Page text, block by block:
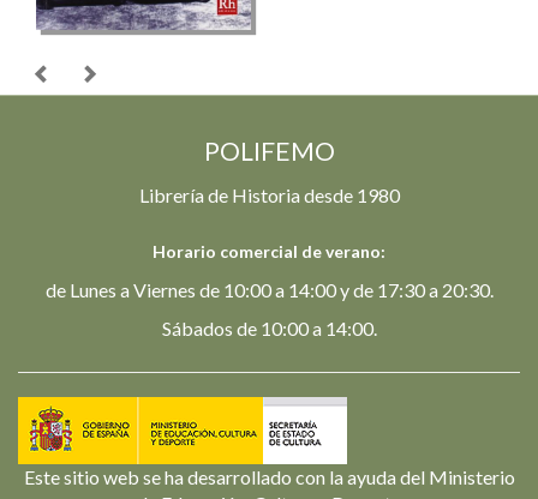
POLIFEMO
Librería de Historia desde 1980
Horario comercial de verano:
de Lunes a Viernes de 10:00 a 14:00 y de 17:30 a 20:30.
Sábados de 10:00 a 14:00.
Este sitio web se ha desarrollado con la ayuda del Ministerio